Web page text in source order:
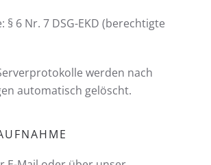
§ 6 Nr. 7 DSG-EKD (berechtigte
werden nach
automatisch gelöscht.